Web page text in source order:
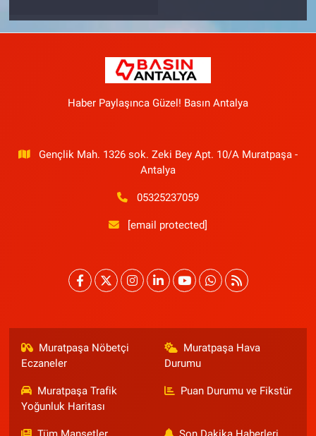
Haber Paylaşınca Güzel! Basın Antalya
Gençlik Mah. 1326 sok. Zeki Bey Apt. 10/A Muratpaşa -
Antalya
05325237059
[email protected]
Muratpaşa Nöbetçi
Eczaneler
Muratpaşa Hava
Durumu
Muratpaşa Trafik
Yoğunluk Haritası
Puan Durumu ve Fikstür